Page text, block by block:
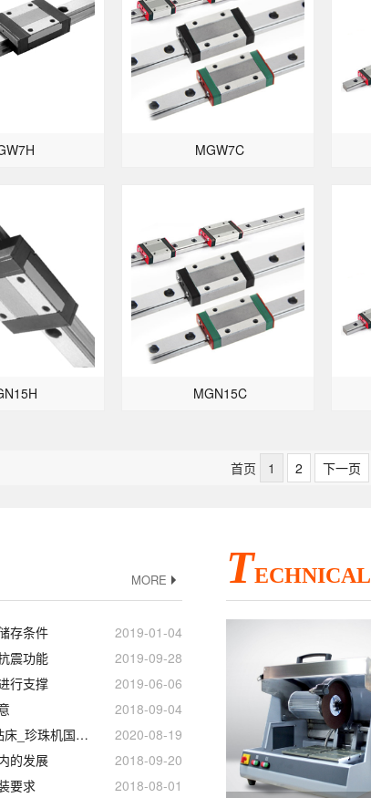
MGW7C
MGN15C
首页 1 2 下一页
MORE
存条件
2019-01-04
震功能
2019-09-28
行支撑
2019-06-06
2018-09-04
钻探机_自动进刀钻床_珍珠机国产直线导轨滑块
2020-08-19
的发展
2018-09-20
要求
2018-08-01
TECHNICAL